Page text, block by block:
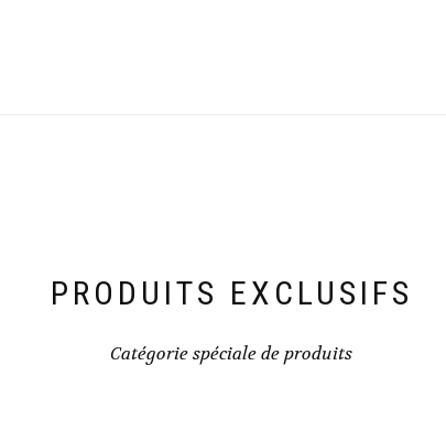
PRODUITS EXCLUSIFS
Catégorie spéciale de produits